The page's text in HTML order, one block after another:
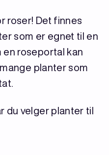
roser! Det finnes
som er egnet til en
en roseportal kan
planter som
du velger planter til